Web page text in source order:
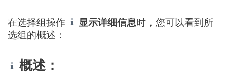
在选择组操作 显示详细信息时，您可以看到所
选组的概述：
概述：